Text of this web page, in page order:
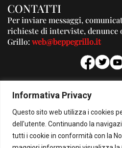
Informativa Privacy
Questo sito web utilizza i cookies
dell'utente. Continuando la
tutti i cookie in conformità con la
CONTATTI
Per inviare messaggi,
richieste di interviste, denunce
Grillo:web@beppegrillo.it
Per la
HOMEPAGE COOKIE POLICY